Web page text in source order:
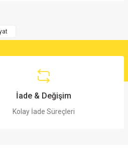
İade & Değişim
Kolay İade Süreçleri